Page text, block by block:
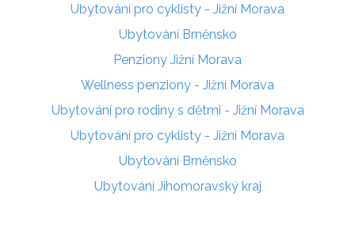
Ubytování pro cyklisty - Jižní Morava
Ubytování Brněnsko
Penziony Jižní Morava
Wellness penziony - Jižní Morava
Ubytování pro rodiny s dětmi - Jižní Morava
Ubytování pro cyklisty - Jižní Morava
Ubytování Brněnsko
Ubytování Jihomoravský kraj